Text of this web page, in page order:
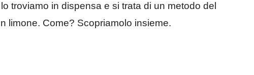
troviamo in dispensa e si trata di un metodo del
limone. Come? Scopriamolo insieme.